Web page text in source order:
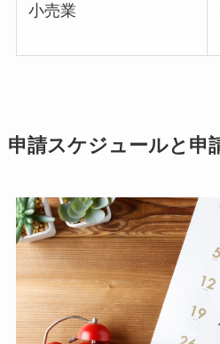
小売業
申請スケジュールと申